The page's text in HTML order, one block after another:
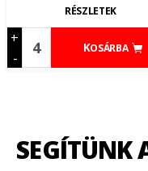
+
-
KOSÁRBA
RÉSZLETEK
SEGÍTÜNK